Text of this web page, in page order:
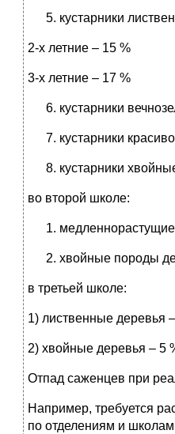
кустарники
2-х летние – 15 %
3-х летние – 17 %
кустарники
кустарники
кустарники
во второй школе:
хвойные породы
в третьей школе:
1) лиственные деревья
2) хвойные деревья – 5
Отпад саженцев при
Например, требуется
по отделениям и